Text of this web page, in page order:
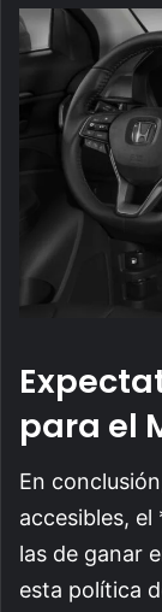
para el
En
accesibles,
las de ganar
esta política